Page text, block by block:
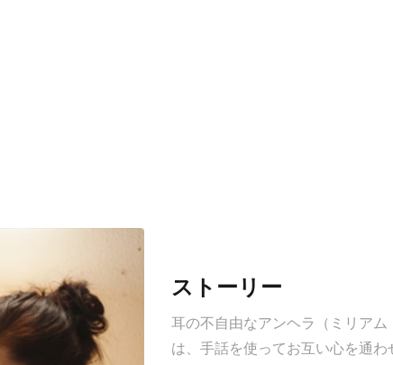
ストーリー
耳の不自由なアンヘラ（ミリア
は、手話を使ってお互い心を通わ